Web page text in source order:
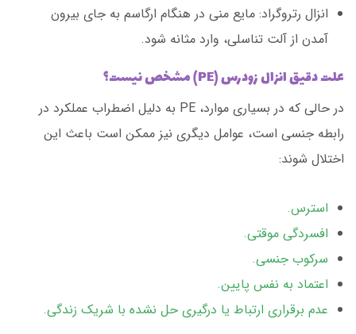
انزال رتروگراد: مایع منی در هنگام ارگاسم به جای بیرون
آمدن از آلت تناسلی، وارد مثانه شود.
علت دقیق انزال زودرس (PE) مشخص نیست؟
در حالی که در بسیاری موارد، PE به دلیل اضطراب عملکرد در
رابطه جنسی است، عوامل دیگری نیز ممکن است باعث این
اختلال شوند:
استرس.
افسردگی موقتی.
سرکوب جنسی.
اعتماد به نفس پایین.
عدم برقراری ارتباط یا درگیری حل نشده با شریک زندگی.